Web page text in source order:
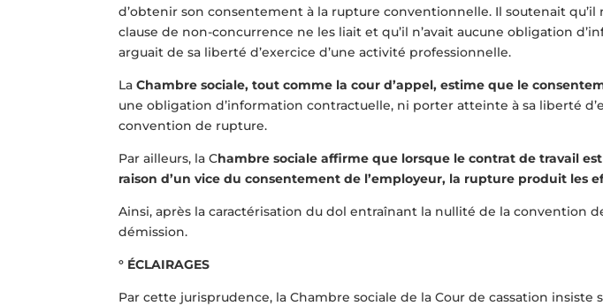
d’obtenir son consentement à la rupture conventionnelle. Il soutenait
clause de non-concurrence ne les liait et qu’il n’avait aucune obligation
arguait de sa liberté d’exercice d’une activité professionnelle.
LaChambre sociale, tout comme la cour d’appel, estime que le
une obligation d’information contractuelle, ni porter atteinte à sa liberté
convention de rupture.
Par ailleurs, la Chambre sociale affirme que lorsque le contrat de travail
raison d’un vice du consentement de l’employeur, la rupture produit les
Ainsi, après la caractérisation du dol entraînant la nullité de la convention
démission.
° ÉCLAIRAGES
Par cette jurisprudence, la Chambre sociale de la Cour de cassation